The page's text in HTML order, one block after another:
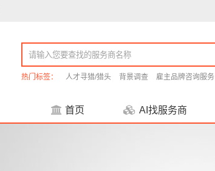
热门标签： 人才寻猎/猎头 背景调查 雇主品牌咨询服务
首页 AI找服务商